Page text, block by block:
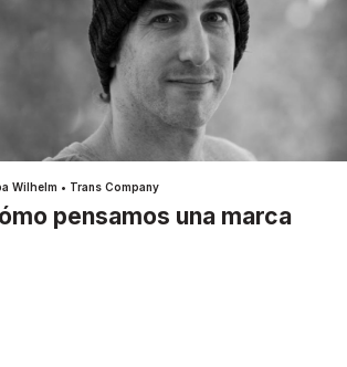
Wilhelm • Trans Company
pensamos una marca